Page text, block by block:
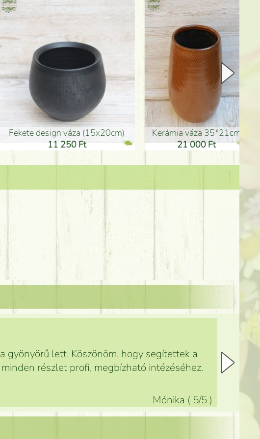
Kerámia váza 35*21cm
21 000 Ft
ballagó fiú fa betűző
1 300 Ft
lett. Köszönöm, hogy segítettek a
részlet profi, megbízható intézéséhez.
Mónika ( 5/5 )